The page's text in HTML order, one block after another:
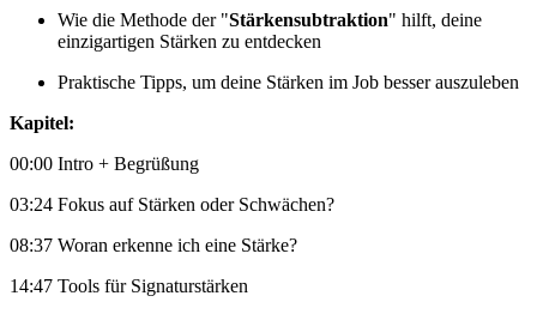
Wie die Methode der "Stärkensubtraktion" hilft, deine
einzigartigen Stärken zu entdecken
Praktische Tipps, um deine Stärken im Job besser auszuleben
Kapitel:
00:00 Intro + Begrüßung
03:24 Fokus auf Stärken oder Schwächen?
08:37 Woran erkenne ich eine Stärke?
14:47 Tools für Signaturstärken